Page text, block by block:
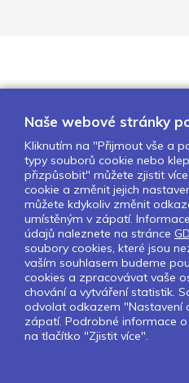
O nás Naše
Partneři
Pokud chcete
Newsletter
Naše webové stránky
Kliknutím na "Přijmout vše a
typy souborů cookie nebo
přizpůsobit" můžete zjistit
cookie a změnit jejich
můžete kdykoliv změnit
umístěným v zápatí.
údajů naleznete na stránce
soubory cookies, které jsou
vaším souhlasem budeme
cookies a zpracovávat vaše
chování a vytváření statistik.
odvolat odkazem "Nastavení
zápatí. Podrobné informace
na tlačítko "Zjistit více".